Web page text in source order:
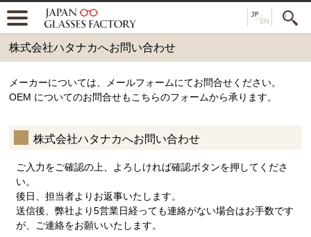
株式会社ハタナカへお問い合わせ
メーカーについては、メールフォームにてお問合せください。
OEM についてのお問合せもこちらのフォームから承ります。
株式会社ハタナカへお問い合わせ
ご入力をご確認の上、よろしければ確認ボタンを押してくださ
い。
後日、担当者よりお返事いたします。
送信後、弊社より5営業日経っても連絡がない場合はお手数です
が、ご連絡をお願いいたします。